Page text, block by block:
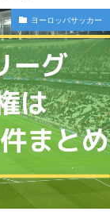
ヨーロッパサッカー